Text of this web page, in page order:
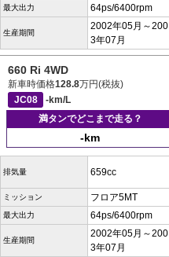
最大出力 64ps/6400rpm
生産期間
2002年05月～200
3年07月
660 Ri 4WD
新車時価格128.8万円(税抜)
JC08
-km/L
満タンでどこまで走る？
-km
排気量 659cc
ミッション フロア5MT
最大出力 64ps/6400rpm
生産期間
2002年05月～200
3年07月